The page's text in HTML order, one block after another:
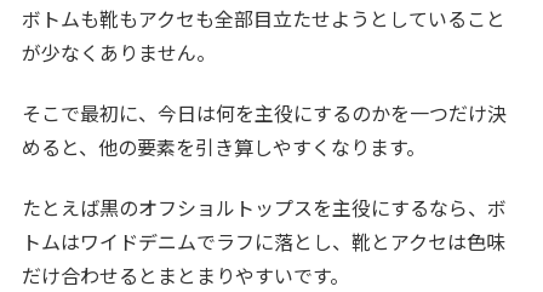
ボトムも靴もアクセも全部目立たせようとしていること
が少なくありません。
そこで最初に、今日は何を主役にするのかを一つだけ決
めると、他の要素を引き算しやすくなります。
たとえば黒のオフショルトップスを主役にするなら、ボ
トムはワイドデニムでラフに落とし、靴とアクセは色味
だけ合わせるとまとまりやすいです。